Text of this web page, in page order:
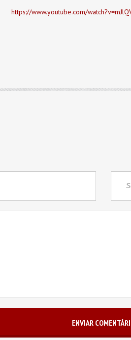
https://www.youtube.com/